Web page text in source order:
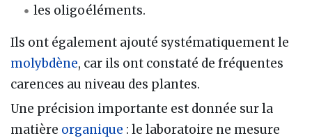
les oligoéléments.
Ils ont également ajouté systématiquement le
molybdène, car ils ont constaté de fréquentes
carences au niveau des plantes.
Une précision importante est donnée sur la
matière organique : le laboratoire ne mesure